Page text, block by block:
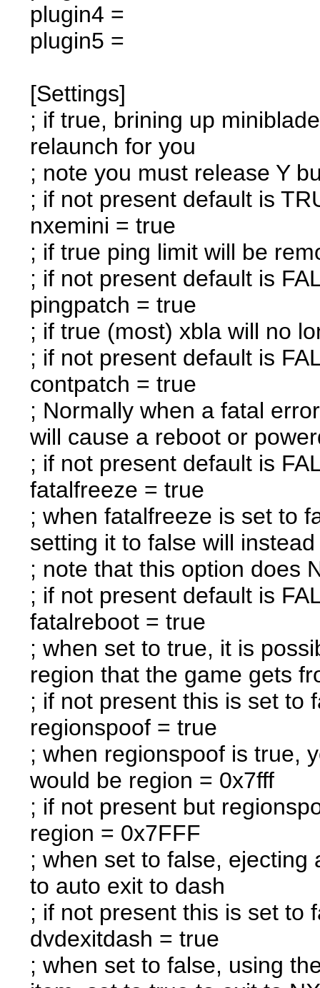
plugin4 =
plugin5 =
[Settings]
; if true, brining up
relaunch for you
; note you must release Y
; if not present default is
nxemini = true
; if true ping limit will be
; if not present default is
pingpatch = true
; if true (most) xbla will no
; if not present default is
contpatch = true
; Normally when a fatal
will cause a reboot or
; if not present default is
fatalfreeze = true
; when fatalfreeze is set to
setting it to false will
; note that this option does
; if not present default is
fatalreboot = true
; when set to true, it is
region that the game gets
; if not present this is set to
regionspoof = true
; when regionspoof is true,
would be region = 0x7fff
; if not present but
region = 0x7FFF
; when set to false,
to auto exit to dash
; if not present this is set to
dvdexitdash = true
; when set to false, using